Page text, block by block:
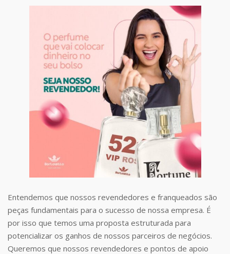
Entendemos que nossos revendedores e franqueados são
peças fundamentais para o sucesso de nossa empresa. É
por isso que temos uma proposta estruturada para
potencializar os ganhos de nossos parceiros de negócios.
Queremos que nossos revendedores e pontos de apoio